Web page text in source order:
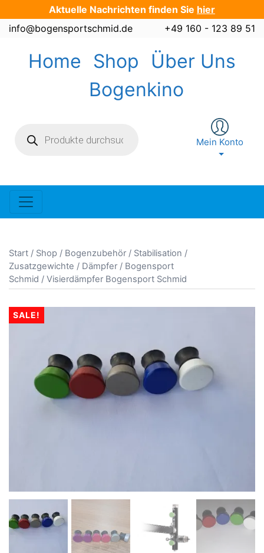
Inhalt
springen
Aktuelle Nachrichten finden Sie hier
info@bogensportschmid.de
+49 160 - 123 89 51
Home Shop
Über Uns
Bogenkino
search
Mein Konto
Start / Shop / Bogenzubehör / Stabilisation /
Zusatzgewichte / Dämpfer / Bogensport
Schmid / Visierdämpfer Bogensport Schmid
SALE!